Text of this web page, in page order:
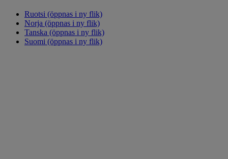
Ruotsi (öppnas i ny flik)
Norja (öppnas i ny flik)
Tanska (öppnas i ny flik)
Suomi (öppnas i ny flik)